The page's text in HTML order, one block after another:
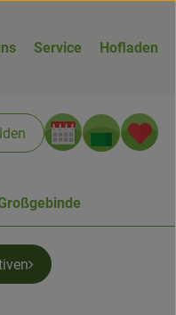
Service Hofladen